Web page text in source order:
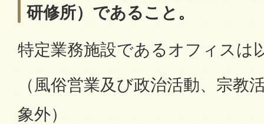
研修所）であること。
特定業務施設であるオフィスは
（風俗営業及び政治活動、宗教
象外）